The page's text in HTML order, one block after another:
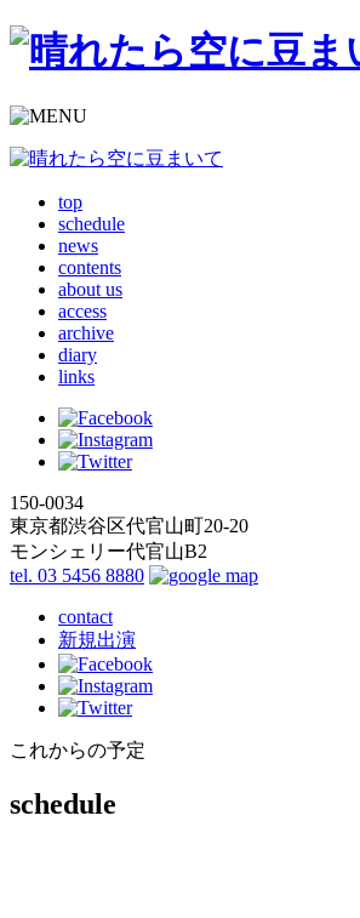
top
schedule
news
contents
about us
access
archive
diary
links
150-0034
東京都渋谷区代官山町20-20
モンシェリー代官山B2
tel. 03 5456 8880
contact
新規出演
これからの予定
schedule